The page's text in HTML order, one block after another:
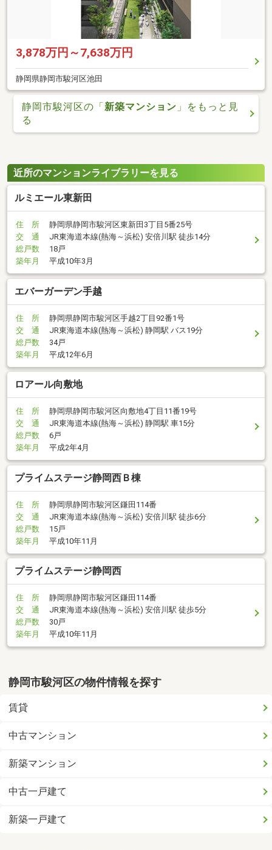
3,878万円～7,638万円
静岡県静岡市駿河区池田
静岡市駿河区の「 新築マンション 」をもっと見
る
近所のマンションライブラリーを見る
ルミエール東新田
住 所
静岡県静岡市駿河区東新田3丁目5番25号
交 通
JR東海道本線(熱海～浜松) 安倍川駅 徒歩14分
総戸数
18戸
築年月
平成10年3月
エバーガーデン手越
住 所
静岡県静岡市駿河区手越2丁目92番1号
交 通
JR東海道本線(熱海～浜松) 静岡駅 バス19分
総戸数
34戸
築年月
平成12年6月
ロアール向敷地
住 所
静岡県静岡市駿河区向敷地4丁目11番19号
交 通
JR東海道本線(熱海～浜松) 静岡駅 車15分
総戸数
6戸
築年月
平成2年4月
プライムステージ静岡西Ｂ棟
住 所
静岡県静岡市駿河区鎌田114番
交 通
JR東海道本線(熱海～浜松) 安倍川駅 徒歩6分
総戸数
15戸
築年月
平成10年11月
プライムステージ静岡西
住 所
静岡県静岡市駿河区鎌田114番
交 通
JR東海道本線(熱海～浜松) 安倍川駅 徒歩5分
総戸数
30戸
築年月
平成10年11月
静岡市駿河区の物件情報を探す
賃貸
中古マンション
新築マンション
中古一戸建て
新築一戸建て